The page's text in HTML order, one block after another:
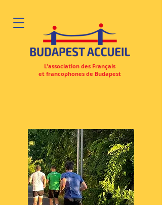
L'association des Français
et francophones de Budapest